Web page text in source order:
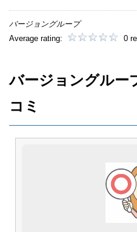
バージョングループ
Average rating:
0
バージョングルー
コミ